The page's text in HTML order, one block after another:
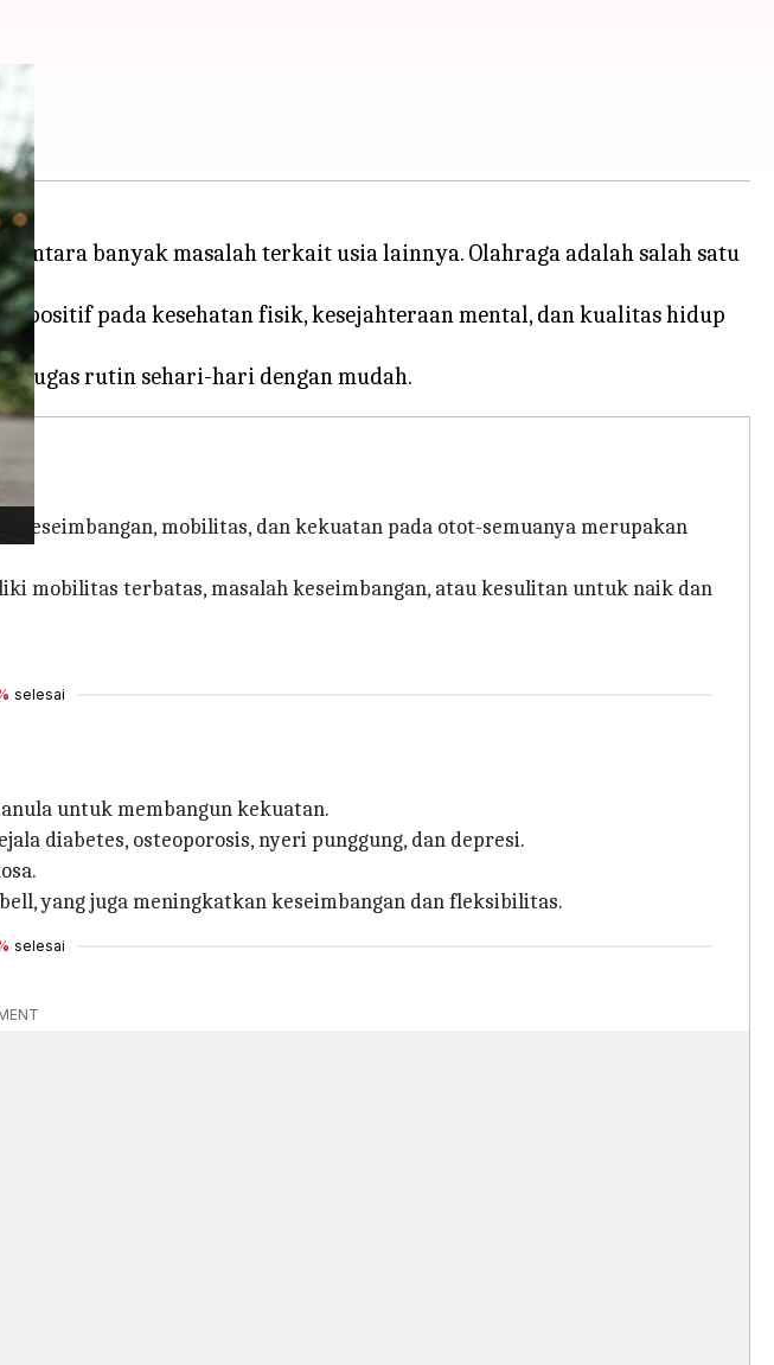
banyak masalah terkait usia lainnya. Olahraga adalah salah satu
positif pada kesehatan fisik, kesejahteraan mental, dan kualitas hidup
mobilitas, dan kekuatan pada otot-semuanya merupakan
mobilitas terbatas, masalah keseimbangan, atau kesulitan untuk naik dan
selesai
untuk membangun kekuatan.
diabetes, osteoporosis, nyeri punggung, dan depresi.
yang juga meningkatkan keseimbangan dan fleksibilitas.
selesai